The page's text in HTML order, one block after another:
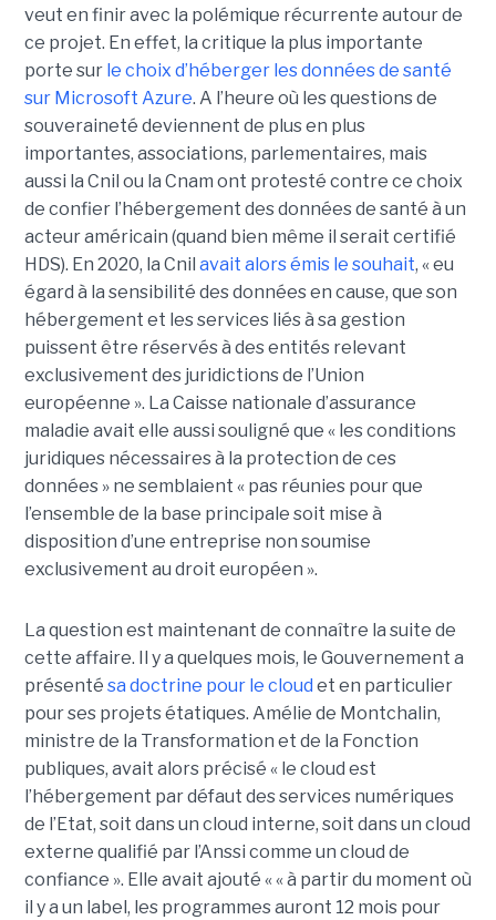
veut en finir avec la polémique récurrente autour de
ce projet. En effet, la critique la plus importante
porte sur le choix d’héberger les données de santé
sur Microsoft Azure. A l’heure où les questions de
souveraineté deviennent de plus en plus
importantes, associations, parlementaires, mais
aussi la Cnil ou la Cnam ont protesté contre ce choix
de confier l’hébergement des données de santé à un
acteur américain (quand bien même il serait certifié
HDS). En 2020, la Cnil avait alors émis le souhait, « eu
égard à la sensibilité des données en cause, que son
hébergement et les services liés à sa gestion
puissent être réservés à des entités relevant
exclusivement des juridictions de l’Union
européenne ». La Caisse nationale d’assurance
maladie avait elle aussi souligné que « les conditions
juridiques nécessaires à la protection de ces
données » ne semblaient « pas réunies pour que
l’ensemble de la base principale soit mise à
disposition d’une entreprise non soumise
exclusivement au droit européen ».
La question est maintenant de connaître la suite de
cette affaire. Il y a quelques mois, le Gouvernement a
présenté sa doctrine pour le cloud et en particulier
pour ses projets étatiques. Amélie de Montchalin,
ministre de la Transformation et de la Fonction
publiques, avait alors précisé « le cloud est
l’hébergement par défaut des services numériques
de l’Etat, soit dans un cloud interne, soit dans un cloud
externe qualifié par l’Anssi comme un cloud de
confiance ». Elle avait ajouté « « à partir du moment où
il y a un label, les programmes auront 12 mois pour